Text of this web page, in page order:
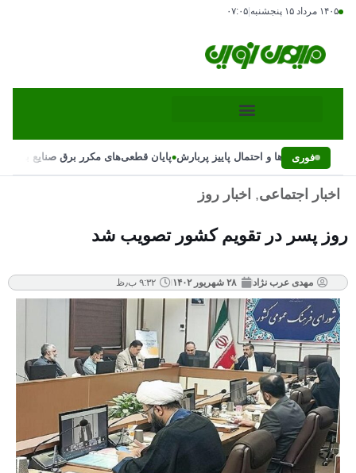
۱۴۰۵ مرداد ۱۵ پنجشنبه ۰۷:۰۵
فوری
ناگهانی بارش‌ها و احتمال پاییز پربارش •پایان قطعی‌های مکرر برق صنایع با
اخبار اجتماعی, اخبار روز
روز پسر در تقویم کشور تصویب شد
مهدی عرب نژاد ۲۸ شهریور ۱۴۰۲ ۹:۳۲ ب٫ظ